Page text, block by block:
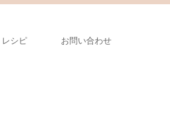
レシピ お問い合わせ